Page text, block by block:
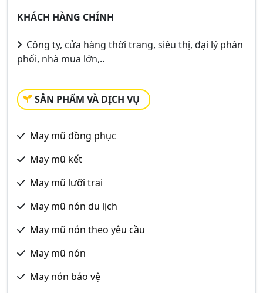
KHÁCH HÀNG CHÍNH
Công ty, cửa hàng thời trang, siêu thị, đại lý phân
phối, nhà mua lớn,..
SẢN PHẨM VÀ DỊCH VỤ
May mũ đồng phục
May mũ kết
May mũ lưỡi trai
May mũ nón du lịch
May mũ nón theo yêu cầu
May mũ nón
May nón bảo vệ